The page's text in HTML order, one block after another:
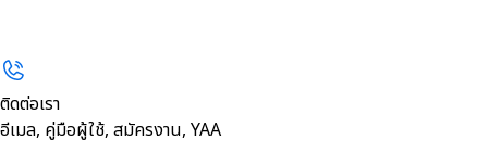
ติดต่อเรา
อีเมล, คู่มือผู้ใช้, สมัครงาน, YAA